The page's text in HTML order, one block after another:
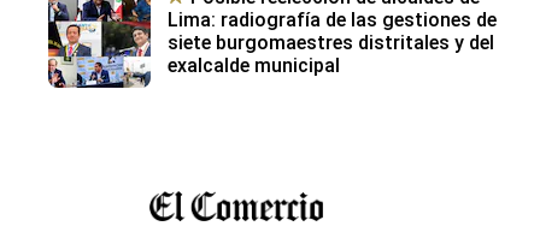
Lima: radiografía de las gestiones de
siete burgomaestres distritales y del
exalcalde municipal